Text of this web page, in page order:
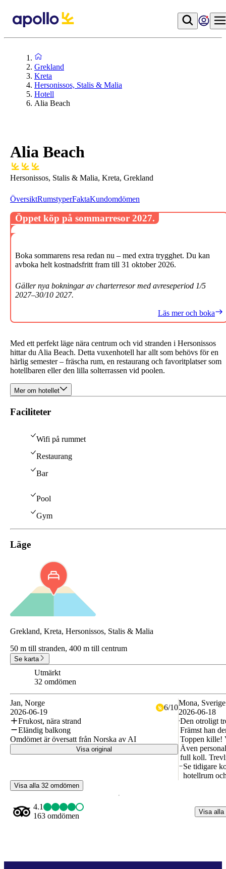
Grekland
Kreta
Hersonissos, Stalis & Malia
Hotell
Alia Beach
Alia Beach
Hersonissos, Stalis & Malia, Kreta, Grekland
ÖversiktRumstyperFaktaKundomdömen
Med ett perfekt läge nära centrum och vid stranden i Hersonissos
hittar du Alia Beach. Detta vuxenhotell har allt som behövs för en
härlig semester – fräscha rum, en restaurang och favoritplatser som
hotellbaren eller den lilla solterrassen vid poolen.
Mer om hotellet
Faciliteter
Wifi på rummet
Restaurang
Bar
Pool
Gym
Läge
Grekland, Kreta, Hersonissos, Stalis & Malia
50 m till stranden, 400 m till centrum
Se karta
Utmärkt
32 omdömen
Jan, Norge
2026-06-19
6/10
Frukost, nära strand
Eländig balkong
Omdömet är översatt från Norska av AI
Visa original
Mona, Sverige
2026-06-18
Den otroligt
Främst han
Toppen kille!
Även
full koll.
Se tidigare
hotellrum
Visa alla 32 omdömen
4.1
163 omdömen
Visa alla
Öppet köp på sommarresor 2027.
Boka sommarens resa redan nu – med extra trygghet. Du kan
avboka helt kostnadsfritt fram till 31 oktober 2026.
Gäller nya bokningar av charterresor med avreseperiod 1/5
2027–30/10 2027.
Läs mer och boka